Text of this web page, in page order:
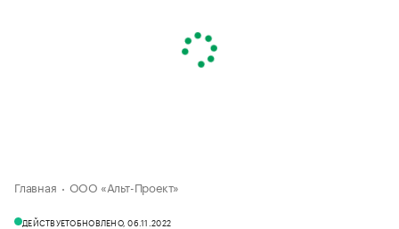
Главная ООО «Альт-Проект»
ДЕЙСТВУЕТОБНОВЛЕНО, 06.11.2022